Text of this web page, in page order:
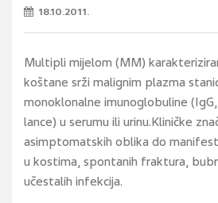
18.10.2011.
Multipli mijelom (MM)
koštane srži malignim plazma
monoklonalne imunoglobuline
lance) u serumu ili urinu.Kliničke
asimptomatskih oblika do
u kostima, spontanih fraktura,
učestalih infekcija.